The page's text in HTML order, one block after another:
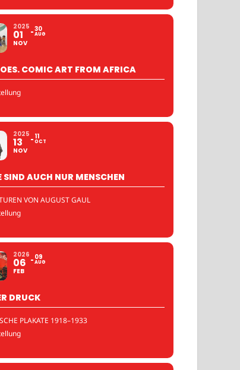
2025
01
NOV
30
AUG
COMIC ART FROM AFRICA
2025
13
NOV
11
OCT
SIND AUCH NUR MENSCHEN
VON AUGUST GAUL
2026
06
FEB
09
AUG
DRUCK
PLAKATE 1918–1933